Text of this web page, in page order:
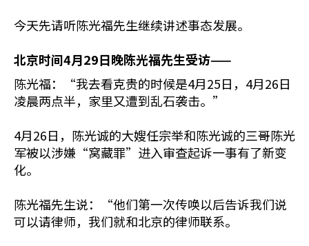
今天先请听陈光福先生继续讲述事态发展。
北京时间4月29日晚陈光福先生受访——
陈光福：“我去看克贵的时候是4月25日，4月26日
凌晨两点半，家里又遭到乱石袭击。”
4月26日，陈光诚的大嫂任宗举和陈光诚的三哥陈光
军被以涉嫌“窝藏罪”进入审查起诉一事有了新变
化。
陈光福先生说：“他们第一次传唤以后告诉我们说
可以请律师，我们就和北京的律师联系。